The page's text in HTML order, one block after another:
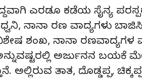
ಎರಡೂ ಕಡೆಯ ಸೈನ್ಯ
ನಾನಾ ರಣ ವಾದ್ಯಗಳು
ಶಂಖ, ನಾನಾ ರಣವಾದ್ಯಗಳ
ಅರ್ಜುನನ ಬಯಕೆ
ಅಲ್ಲಿರುವ ತಾತ, ದೊಡ್ಡಪ್ಪ,